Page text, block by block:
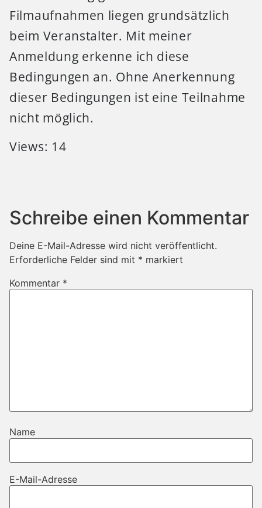
Filmaufnahmen liegen grundsätzlich
beim Veranstalter. Mit meiner
Anmeldung erkenne ich diese
Bedingungen an. Ohne Anerkennung
dieser Bedingungen ist eine Teilnahme
nicht möglich.
Views: 14
Schreibe einen Kommentar
Deine E-Mail-Adresse wird nicht veröffentlicht.
Erforderliche Felder sind mit * markiert
Kommentar *
Name
E-Mail-Adresse